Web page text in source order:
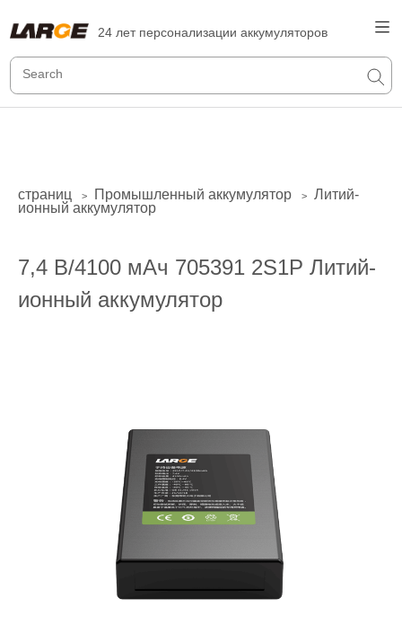
24 лет персонализации аккумуляторов
страниц > Промышленный аккумулятор >
Литий-
ионный аккумулятор
7,4 В/4100 мАч 705391 2S1P Литий-
ионный аккумулятор